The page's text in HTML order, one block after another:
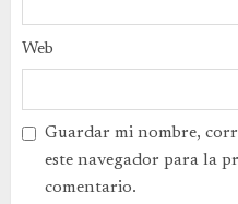
Web
Guardar mi nombre,
este navegador para la
comentario.